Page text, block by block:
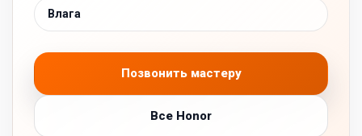
Влага
Позвонить мастеру
Все Honor